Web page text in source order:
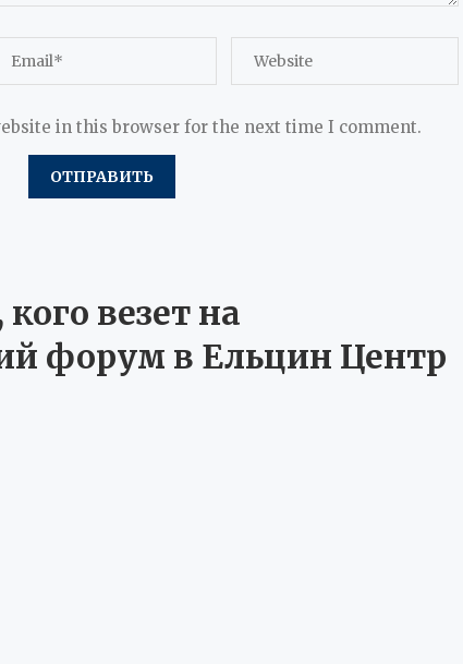
in this browser for the next time I comment.
везет на
форум в Ельцин Центр